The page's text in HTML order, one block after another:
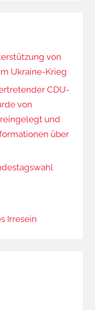
von
Ukraine-Krieg
CDU-
von
und
über
Irresein